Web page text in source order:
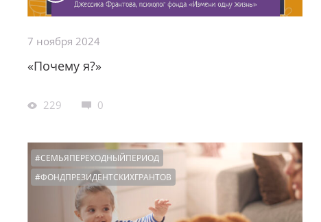
7 ноября 2024
«Почему я?»
229 0
#СЕМЬЯПЕРЕХОДНЫЙПЕРИОД
#ФОНДПРЕЗИДЕНТСКИХГРАНТОВ